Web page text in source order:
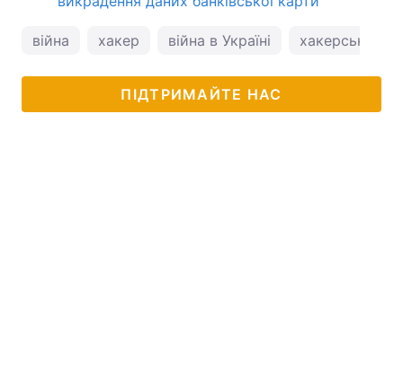
війна хакер війна в Україні хакерська
ПІДТРИМАЙТЕ НАС